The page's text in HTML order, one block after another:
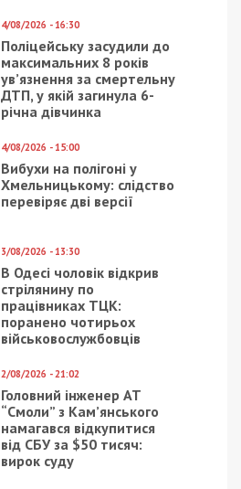
4/08/2026 - 16:30
Поліцейську засудили до
максимальних 8 років
ув’язнення за смертельну
ДТП, у якій загинула 6-
річна дівчинка
4/08/2026 - 15:00
Вибухи на полігоні у
Хмельницькому: слідство
перевіряє дві версії
3/08/2026 - 13:30
В Одесі чоловік відкрив
стрілянину по
працівниках ТЦК:
поранено чотирьох
військовослужбовців
2/08/2026 - 21:02
Головний інженер АТ
“Смоли” з Кам’янського
намагався відкупитися
від СБУ за $50 тисяч:
вирок суду